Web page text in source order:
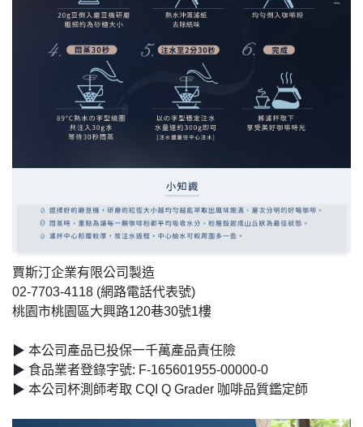
賈斯汀企業有限公司製造
02-7703-4118 (網路電話代表號)
桃園市桃園區大興路120巷30號1樓
▶ 本公司產品已投保一千萬產品責任險
▶ 食品業者登錄字號: F-165601955-00000-0
▶ 本公司杯測師考取 CQI Q Grader 咖啡品質鑑定師